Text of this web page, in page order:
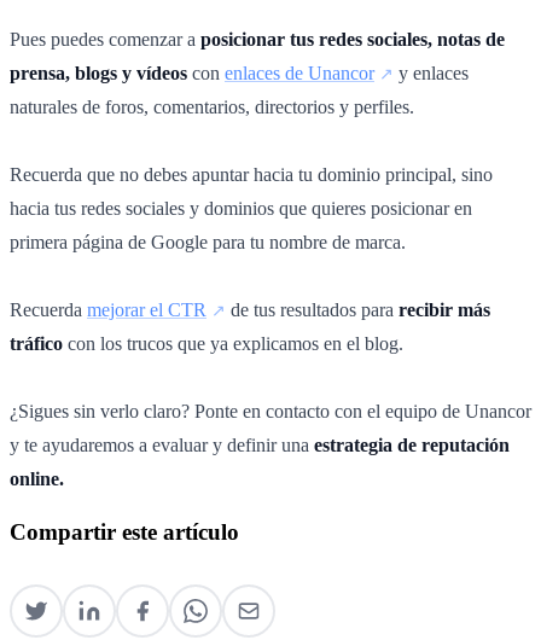
Pues puedes comenzar a posicionar tus redes sociales, notas de
prensa, blogs y vídeos con enlaces de Unancor
y enlaces
naturales de foros, comentarios, directorios y perfiles.
Recuerda que no debes apuntar hacia tu dominio principal, sino
hacia tus redes sociales y dominios que quieres posicionar en
primera página de Google para tu nombre de marca.
Recuerda mejorar el CTR de tus resultados para recibir más
tráfico con los trucos que ya explicamos en el blog.
¿Sigues sin verlo claro? Ponte en contacto con el equipo de Unancor
y te ayudaremos a evaluar y definir una estrategia de reputación
online.
Compartir este artículo